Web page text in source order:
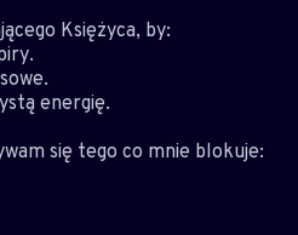
Księżyca, by:
energię.
się tego co mnie blokuje: